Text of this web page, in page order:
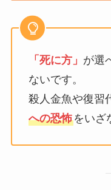
「死に方」 が選
ないです。
殺人金魚や復習
への恐怖をいざ